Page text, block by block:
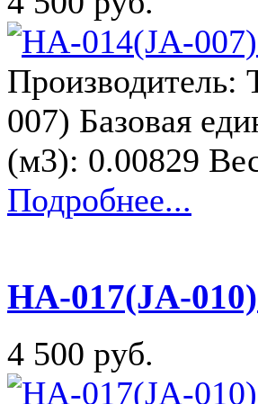
Производитель:
007) Базовая
(м3): 0.00829
Подробнее...
HA-017(JA-
4 500 руб.